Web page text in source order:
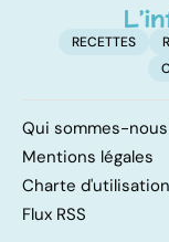
RECETTES
Qui sommes-
Mentions légales
Charte d'utilisation
Flux RSS